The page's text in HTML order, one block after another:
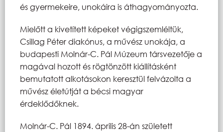
és gyermekeire, unokáira is áthagyományozta.
Mielőtt a kivetített képeket végigszemléltük,
Csillag Péter diakónus, a művész unokája, a
budapesti Molnár-C. Pál Múzeum társvezetője a
magával hozott és rögtönzött kiállításként
bemutatott alkotásokon keresztül felvázolta a
művész életútját a bécsi magyar
érdeklődőknek.
Molnár-C. Pál 1894. április 28-án született